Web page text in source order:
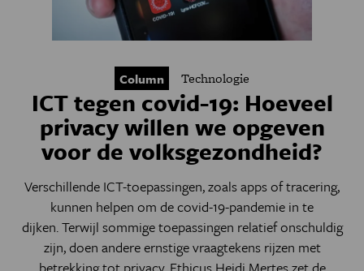
Column Technologie
ICT tegen covid-19: Hoeveel
privacy willen we opgeven
voor de volksgezondheid?
Verschillende ICT-toepassingen, zoals apps of tracering,
kunnen helpen om de covid-19-pandemie in te
dijken. Terwijl sommige toepassingen relatief onschuldig
zijn, doen andere ernstige vraagtekens rijzen met